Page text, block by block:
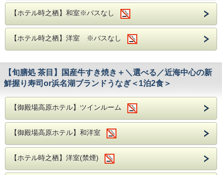
【ホテル時之栖】和室※バスなし
【ホテル時之栖】洋室 ※バスなし
【旬膳処 茶目】国産牛すき焼き＋＼選べる／近海中心の新
鮮握り寿司or浜名湖ブランドうなぎ＜1泊2食＞
【御殿場高原ホテル】ツインルーム
【御殿場高原ホテル】和洋室
【ホテル時之栖】洋室(禁煙)